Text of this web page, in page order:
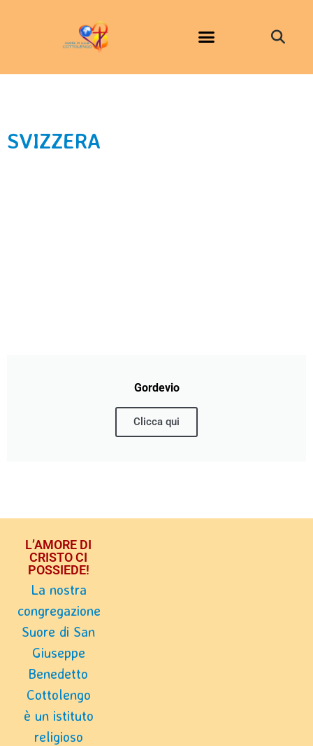
SVIZZERA
Gordevio
Clicca qui
L’AMORE DI
CRISTO CI
POSSIEDE!
La nostra
congregazione
Suore di San
Giuseppe
Benedetto
Cottolengo
è un istituto
religioso